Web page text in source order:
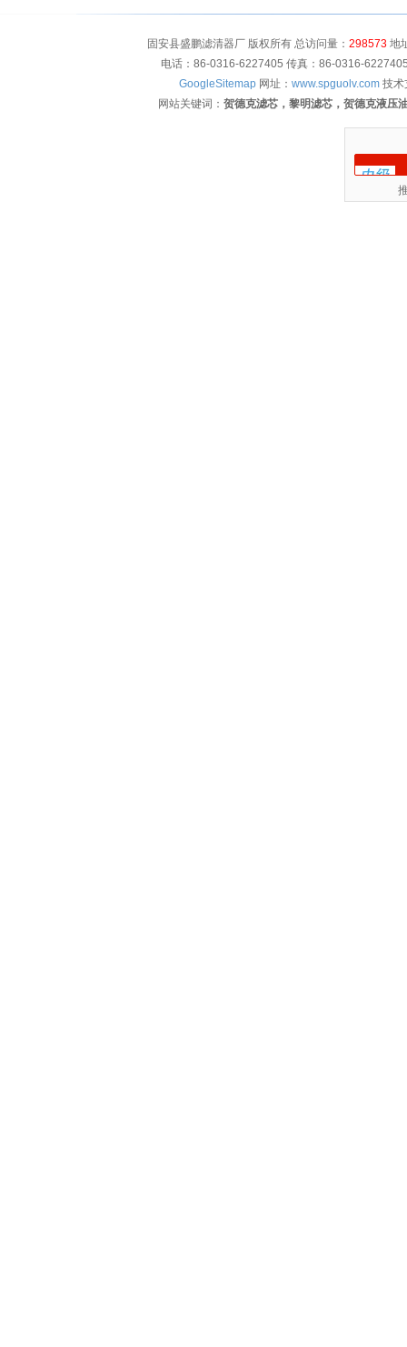
固安县盛鹏滤清器厂 版权所有 总访问量： 298573地
电话：86-0316-6227405 传真：86-0316-
GoogleSitemap 网址： www.spguolv.com 技术
网站关键词： 贺德克滤芯，黎明滤芯，贺德克液压